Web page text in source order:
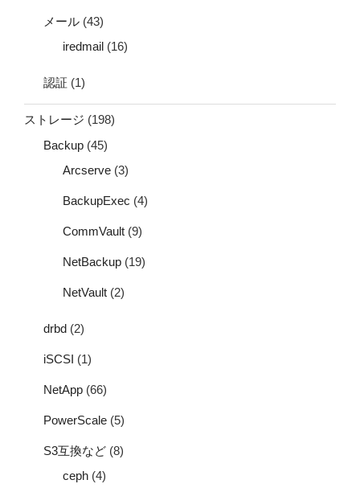
メール (43)
iredmail (16)
認証 (1)
ストレージ (198)
Backup (45)
Arcserve (3)
BackupExec (4)
CommVault (9)
NetBackup (19)
NetVault (2)
drbd (2)
iSCSI (1)
NetApp (66)
PowerScale (5)
S3互換など (8)
ceph (4)